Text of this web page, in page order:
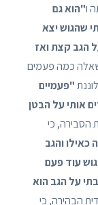
ו"הוא גם
שהגוש יצא
הגב קצת ואז
106). לשאלה כמה פעמים
"פעמיים
אותי על הבטן
הסבירה, כי
כאילו והגב
עוד פעם
על הגב הוא
הבהירה, כי